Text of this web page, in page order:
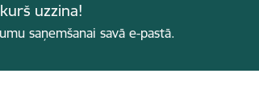
uzzina!
saņemšanai savā e-pastā.